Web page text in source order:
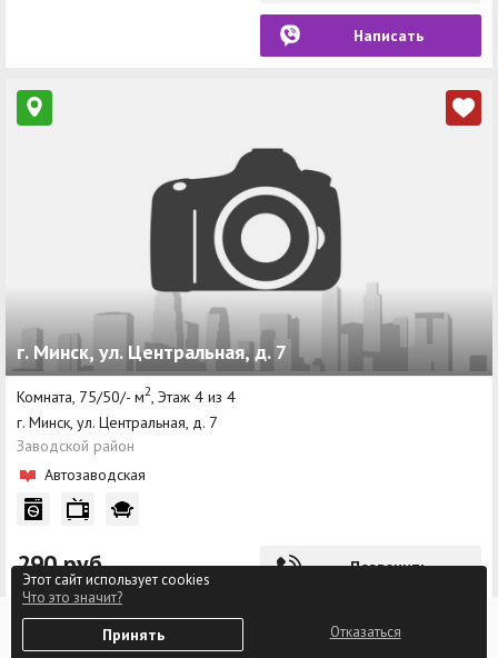
Написать
г. Минск, ул. Центральная, д. 7
Комната, 75/50/- м2 , Этаж 4 из 4
г. Минск, ул. Центральная, д. 7
Заводской район
Автозаводская
290 руб Позвонить
Избранное Войти
Этот сайт использует cookies
Что это значит?
Принять Отказаться